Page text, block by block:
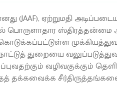
ஏற்றுமதி
பொருளாதார ஸ்திரத்தன்மை
துறையை
வழிவகுக்கும்
தக்கவைக்க